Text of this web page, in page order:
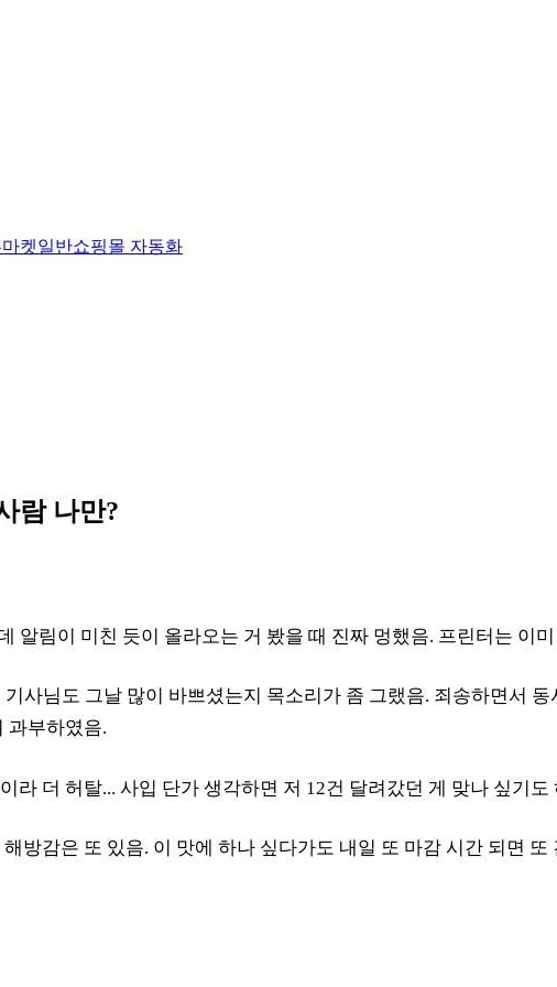
마켓일반쇼핑몰 자동화
람 나만?
알림이 미친 듯이 올라오는 거 봤을 때 진짜 멍했음. 프린터는 이
사님도 그날 많이 바쁘셨는지 목소리가 좀 그랬음. 죄송하면서
과부하였음.
라 더 허탈... 사입 단가 생각하면 저 12건 달려갔던 게 맞나 싶기도
방감은 또 있음. 이 맛에 하나 싶다가도 내일 또 마감 시간 되면 또